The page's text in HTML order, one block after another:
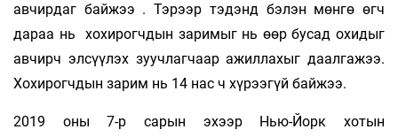
авчирдаг байжээ . Тэрээр тэдэнд бэлэн мөнгө өгч
дараа нь хохирогчдын заримыг нь өөр бусад охидыг
авчирч элсүүлэх зуучлагчаар ажиллахыг даалгажээ.
Хохирогчдын зарим нь 14 нас ч хүрээгүй байжээ.
2019 оны 7-р сарын эхээр Нью-Йорк хотын